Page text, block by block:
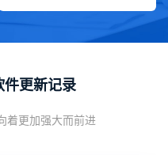
件更新记录
着更加强大而前进